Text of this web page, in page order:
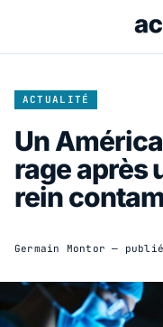
ACTUALITÉ
Un
rage après
rein
Germain Montor —